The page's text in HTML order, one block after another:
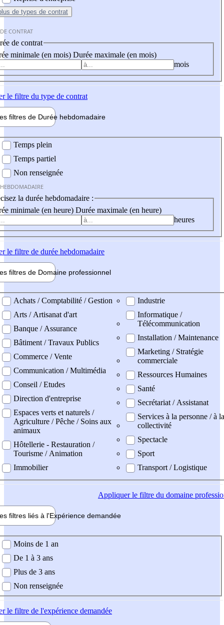
de types de contrat
CONTRAT
de contrat
minimale (en mois) Durée maximale (en mois)
mois
le filtre du type de contrat
filtres de Durée hebdomadaire
Temps plein
Temps partiel
Non renseignée
la durée hebdomadaire :
minimale (en heure) Durée maximale (en heure)
heures
le filtre de durée hebdomadaire
filtres de Domaine professionnel
professionel
Achats / Comptabilité / Gestion
Arts / Artisanat d'art
Banque / Assurance
Bâtiment / Travaux Publics
Commerce / Vente
Communication / Multimédia
Conseil / Etudes
Direction d'entreprise
Espaces verts et naturels /
Agriculture / Pêche / Soins aux
animaux
Hôtellerie - Restauration /
Tourisme / Animation
Immobilier
Industrie
Informatique /
Télécommunication
Installation / Maintenance
Marketing / Stratégie
commerciale
Ressources Humaines
Santé
Secrétariat / Assistanat
Services à la personne / à la
collectivité
Spectacle
Sport
Transport / Logistique
Appliquerle filtre du domaine
filtres liés à l'Expérience demandée
demandée
Moins de 1 an
De 1 à 3 ans
Plus de 3 ans
Non renseignée
le filtre de l'expérience demandée